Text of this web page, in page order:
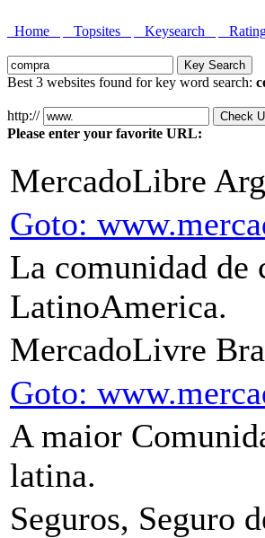
Home Topsites Keysearch
Best 3 websites found for key word search:
http://
Please enter your favorite URL:
MercadoLibre
Goto:
La comunidad de
LatinoAmerica.
MercadoLivre
Goto:
A maior
latina.
Seguros, Seguro